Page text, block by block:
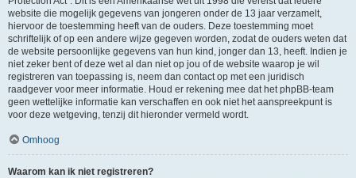
website die mogelijk gegevens van jongeren onder de 13 jaar verzamelt,
hiervoor de toestemming heeft van de ouders. Deze toestemming moet
schriftelijk of op een andere wijze gegeven worden, zodat de ouders weten dat
de website persoonlijke gegevens van hun kind, jonger dan 13, heeft. Indien je
niet zeker bent of deze wet al dan niet op jou of de website waarop je wil
registreren van toepassing is, neem dan contact op met een juridisch
raadgever voor meer informatie. Houd er rekening mee dat het phpBB-team
geen wettelijke informatie kan verschaffen en ook niet het aanspreekpunt is
voor deze wetgeving, tenzij dit hieronder vermeld wordt.
Omhoog
Waarom kan ik niet registreren?